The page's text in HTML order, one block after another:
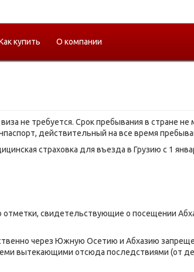
купить О компании
не требуется. Срок пребывания в стране
действительный на все время
страховка для въезда в Грузию с 1
свидетельствующие о посещении
через Южную Осетию и Абхазию
вытекающими отсюда последствиями (от